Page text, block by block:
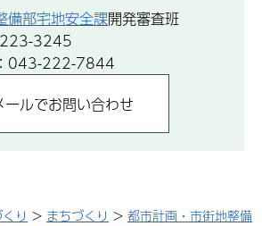
備部宅地安全課開発審査班
3245
043-222-7844
り > まちづくり > 都市計画・市街地整備